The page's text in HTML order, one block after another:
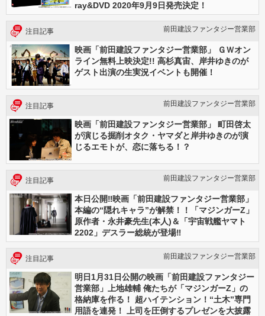
ray&DVD 2020年9月9日発売決定！
注目記事 前田建設ファンタジー営業部
映画「前田建設ファンタジー営業部」 ＧＷオン
ライン無料上映決定!! 高杉真宙、岸井ゆきのが
ゲスト出演の生実況イベントも開催！
注目記事 前田建設ファンタジー営業部
映画「前田建設ファンタジー営業部」 町田啓太
が演じる掘削オタク・ヤマダと岸井ゆきのが演
じるエモトが、恋に落ちる！？
注目記事 前田建設ファンタジー営業部
本日公開‼映画「前田建設ファンタジー営業部」
本編の“隠れキャラ”が解禁！！「マジンガーZ」
原作者・永井豪先生(本人)＆「宇宙戦艦ヤマト
2202」デスラー総統が登場‼
注目記事 前田建設ファンタジー営業部
明日1月31日公開の映画「前田建設ファンタジー
営業部」上地雄輔 俺たちが「マジンガーZ」の
格納庫を作る！ 超ハイテンション！“土木”専門
用語を連発！ 上司を圧倒するプレゼンを大披露